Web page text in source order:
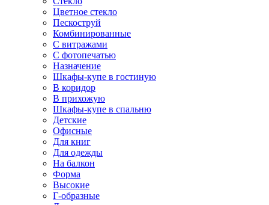
Цветное стекло
Пескоструй
Комбинированные
С витражами
С фотопечатью
Назначение
Шкафы-купе в гостиную
В коридор
В прихожую
Шкафы-купе в спальню
Детские
Офисные
Для книг
Для одежды
На балкон
Форма
Высокие
Г-образные